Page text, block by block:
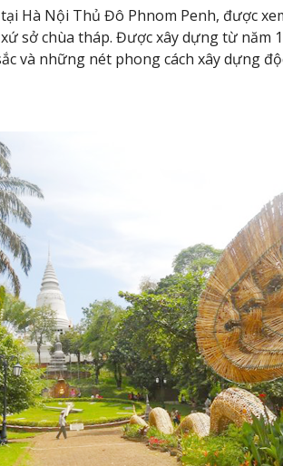
Hà Nội Thủ Đô Phnom Penh, được
sở chùa tháp. Được xây dựng từ năm
và những nét phong cách xây dựng